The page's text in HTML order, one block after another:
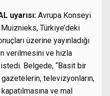
uyarısı: Avrupa Konseyi
Türkiye’deki
üzerine yayınladığı
verilmesini ve hızla
Belgede, “Basit bir
televizyonların,
ve mal